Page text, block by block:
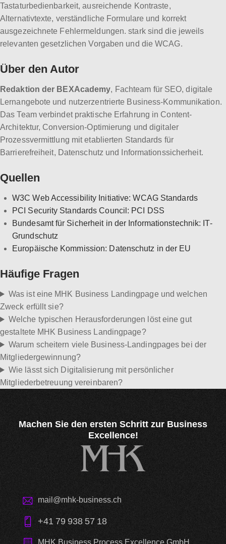
Tastaturbedienbarkeit, ausreichende Kontraste,
Alternativtexte, verständliche Formulare und korrekt
ausgezeichnete Fehlermeldungen. stark sind die jeweils
relevanten gesetzlichen Vorgaben und die WCAG.
Über den Autor
Redaktion der BEXAcademy, Fachteam für SEO, digitale
Lernangebote und nutzerzentrierte Business-Kommunikation.
Das Team verbindet praktische Erfahrung in Content-
Architektur, Conversion-Optimierung und digitaler
Prozessvermittlung mit etablierten Standards für
Barrierefreiheit, Datenschutz und Informationssicherheit.
Quellen
W3C Web Accessibility Initiative: WCAG Standards
PCI Security Standards Council: PCI DSS
Bundesamt für Sicherheit in der Informationstechnik: IT-
Grundschutz
Europäische Kommission: Datenschutz in der EU
Häufige Fragen
Was ist eine MHK Business Landingpage und welchen
Zweck erfüllt sie?
Welche typischen Herausforderungen löst eine gut
gestaltete MHK Business Landingpage?
Warum scheitern viele Business-Landingpages bei der
Mitgliedergewinnung?
Wie lässt sich Digitalisierung mit persönlicher
Mitgliederbetreuung vereinbaren?
Machen Sie den ersten Schritt zur Business
Excellence!
mail@mhk-business.ch
+41 79 938 57 18
MHK Business Process Excellence GmbH